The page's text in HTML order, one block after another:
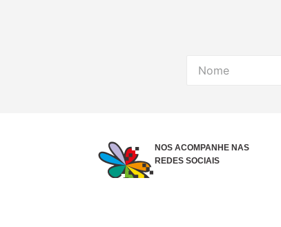
NOS ACOMPANHE NAS
REDES SOCIAIS